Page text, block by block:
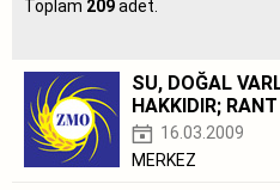
Toplam 209adet.
SU, DOĞAL
HAKKIDIR;
16.03.2009
MERKEZ